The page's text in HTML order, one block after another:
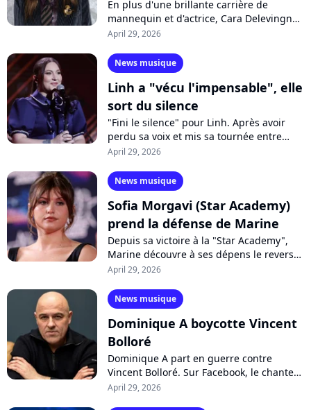
En plus d'une brillante carrière de
mannequin et d'actrice, Cara Delevingne
se lance officiellement dans la musique
April 29, 2026
News musique
Linh a "vécu l'impensable", elle
sort du silence
"Fini le silence" pour Linh. Après avoir
perdu sa voix et mis sa tournée entre
parenthèses, la chanteuse prend la
April 29, 2026
News musique
Sofia Morgavi (Star Academy)
prend la défense de Marine
Depuis sa victoire à la "Star Academy",
Marine découvre à ses dépens le revers
de la célébrité. Cible de critiques
April 29, 2026
News musique
Dominique A boycotte Vincent
Bolloré
Dominique A part en guerre contre
Vincent Bolloré. Sur Facebook, le chanteur
français annonce qu'il ne se produira
April 29, 2026